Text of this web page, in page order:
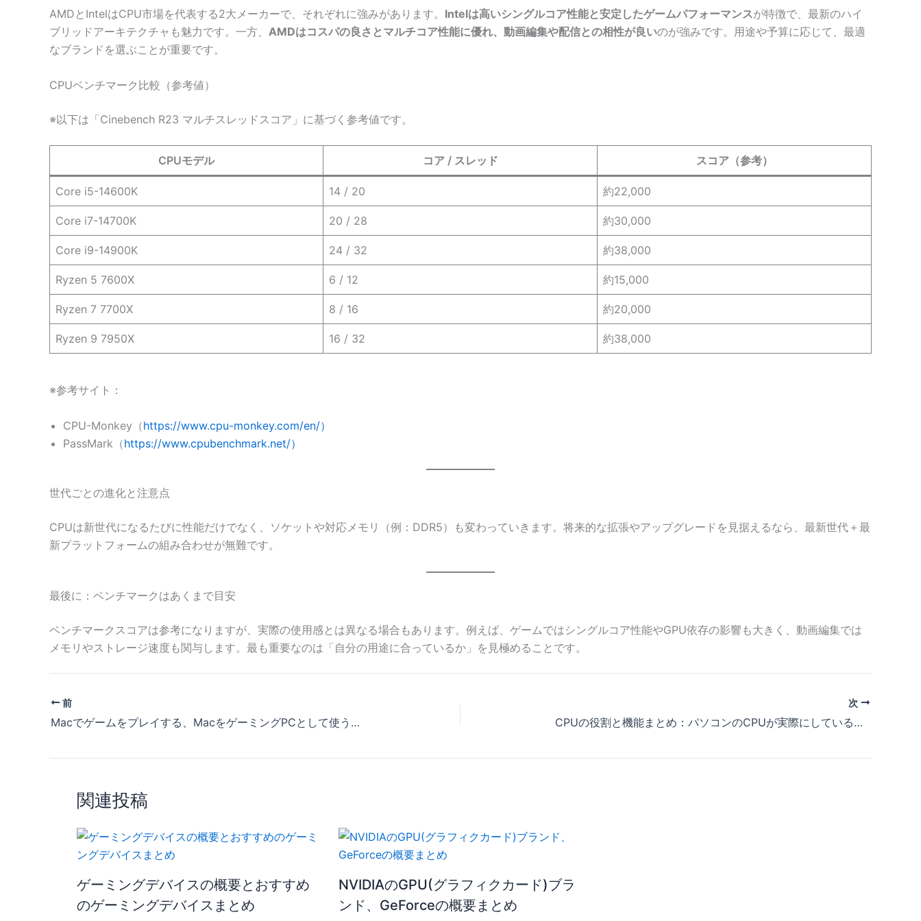
AMDとIntelはCPU市場を代表する2大メーカーで、それぞれに強みがあります。 Intelは高いシングルコア性能と安定したゲームパフォーマンスが特徴で、最新のハイ
ブリッドアーキテクチャも魅力です。一方、 AMDはコスパの良さとマルチコア性能に優れ、動画編集や配信との相性が良いのが強みです。用途や予算に応じて、最適
なブランドを選ぶことが重要です。
CPUベンチマーク比較（参考値）
※以下は「Cinebench R23 マルチスレッドスコア」に基づく参考値です。
CPUモデル コア / スレッド スコア（参考）
Core i5-14600K 14 / 20 約22,000
Core i7-14700K 20 / 28 約30,000
Core i9-14900K 24 / 32 約38,000
Ryzen 5 7600X 6 / 12 約15,000
Ryzen 7 7700X 8 / 16 約20,000
Ryzen 9 7950X 16 / 32 約38,000
※参考サイト：
CPU-Monkey（https://www.cpu-monkey.com/en/）
PassMark（https://www.cpubenchmark.net/）
世代ごとの進化と注意点
CPUは新世代になるたびに性能だけでなく、ソケットや対応メモリ（例：DDR5）も変わっていきます。将来的な拡張やアップグレードを見据えるなら、最新世代＋最
新プラットフォームの組み合わせが無難です。
最後に：ベンチマークはあくまで目安
ベンチマークスコアは参考になりますが、実際の使用感とは異なる場合もあります。例えば、ゲームではシングルコア性能やGPU依存の影響も大きく、動画編集では
メモリやストレージ速度も関与します。最も重要なのは「自分の用途に合っているか」を見極めることです。
前
Macでゲームをプレイする、MacをゲーミングPCとして使う際に考えたいこと
次
CPUの役割と機能まとめ：パソコンのCPUが実際にしていることとは？
関連投稿
ゲーミングデバイスの概要とおすすめ
のゲーミングデバイスまとめ
NVIDIAのGPU(グラフィクカード)ブラ
ンド、GeForceの概要まとめ